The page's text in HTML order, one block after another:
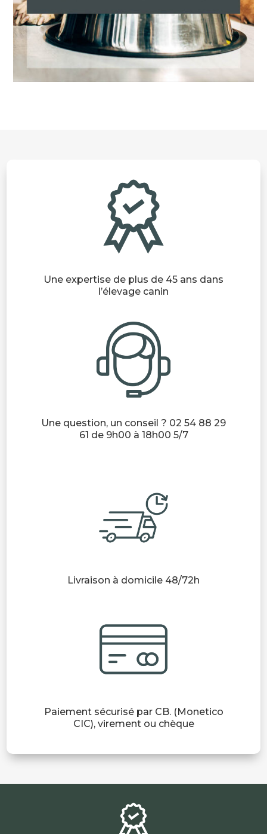
Une expertise de plus de 45 ans dans
l’élevage canin
Une question, un conseil ? 02 54 88 29
61 de 9h00 à 18h00 5/7
Livraison à domicile 48/72h
Paiement sécurisé par CB. (Monetico
CIC), virement ou chèque